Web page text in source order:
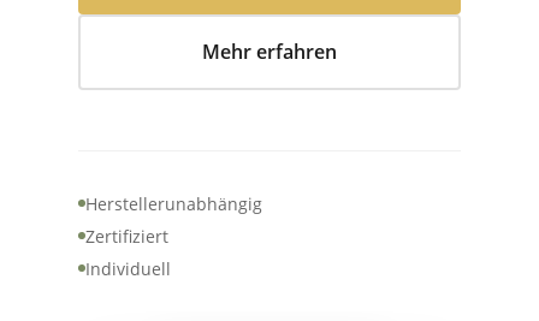
Mehr erfahren
Herstellerunabhängig
Zertifiziert
Individuell